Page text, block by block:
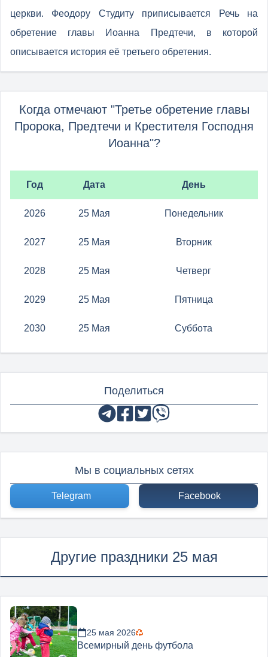
церкви. Феодору Студиту приписывается Речь на
обретение главы Иоанна Предтечи, в которой
описывается история её третьего обретения.
Когда отмечают "Третье обретение главы
Пророка, Предтечи и Крестителя Господня
Иоанна"?
Год Дата День
2026 25 Мая Понедельник
2027 25 Мая Вторник
2028 25 Мая Четверг
2029 25 Мая Пятница
2030 25 Мая Суббота
Поделиться
Мы в социальных сетях
Telegram Facebook
Другие праздники 25 мая
25 мая 2026
Всемирный день футбола